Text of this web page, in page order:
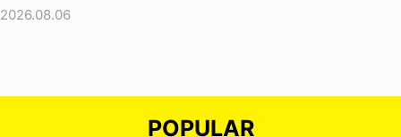
2026.08.06
POPULAR